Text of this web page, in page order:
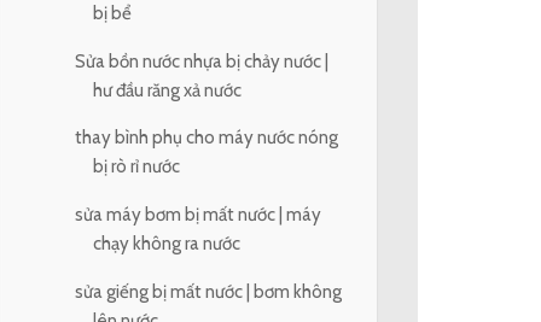
bị bể
Sửa bồn nước nhựa bị chảy nước |
hư đầu răng xả nước
thay bình phụ cho máy nước nóng
bị rò rỉ nước
sửa máy bơm bị mất nước | máy
chạy không ra nước
sửa giếng bị mất nước | bơm không